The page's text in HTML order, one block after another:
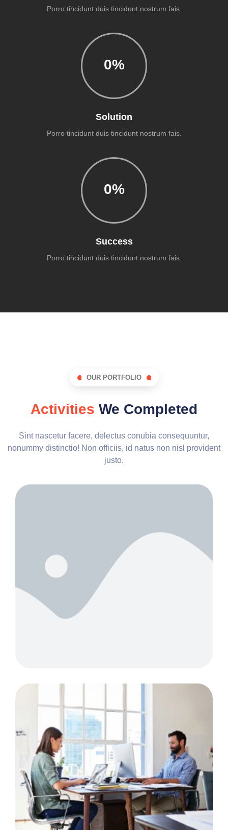
Porro tincidunt duis tincidunt nostrum fais.
0%
Solution
Porro tincidunt duis tincidunt nostrum fais.
0%
Success
Porro tincidunt duis tincidunt nostrum fais.
OUR PORTFOLIO
Activities We Completed
Sint nascetur facere, delectus conubia consequuntur,
nonummy distinctio! Non officiis, id natus non nisl provident
justo.